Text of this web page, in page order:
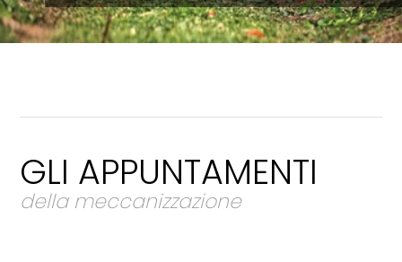
GLI APPUNTAMENTI
della meccanizzazione